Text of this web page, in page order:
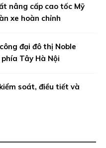
nâng cấp cao tốc Mỹ
xe hoàn chỉnh
đại đô thị Noble
Tây Hà Nội
soát, điều tiết và